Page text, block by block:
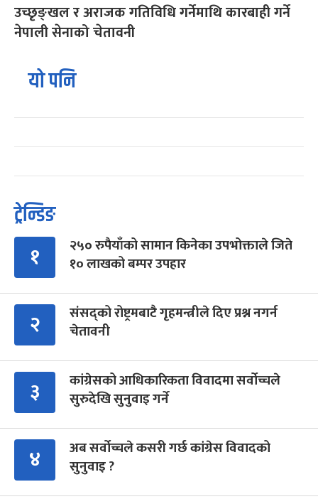
उच्छृङ्खल र अराजक गतिविधि गर्नेमाथि कारबाही गर्ने
नेपाली सेनाको चेतावनी
यो पनि
ट्रेन्डिङ
१
२५० रुपैयाँको सामान किनेका उपभोक्ताले जिते
१० लाखको बम्पर उपहार
२
संसद्को रोष्ट्रमबाटै गृहमन्त्रीले दिए प्रश्न नगर्न
चेतावनी
३
कांग्रेसको आधिकारिकता विवादमा सर्वोच्चले
सुरुदेखि सुनुवाइ गर्ने
४
अब सर्वोच्चले कसरी गर्छ कांग्रेस विवादको
सुनुवाइ ?